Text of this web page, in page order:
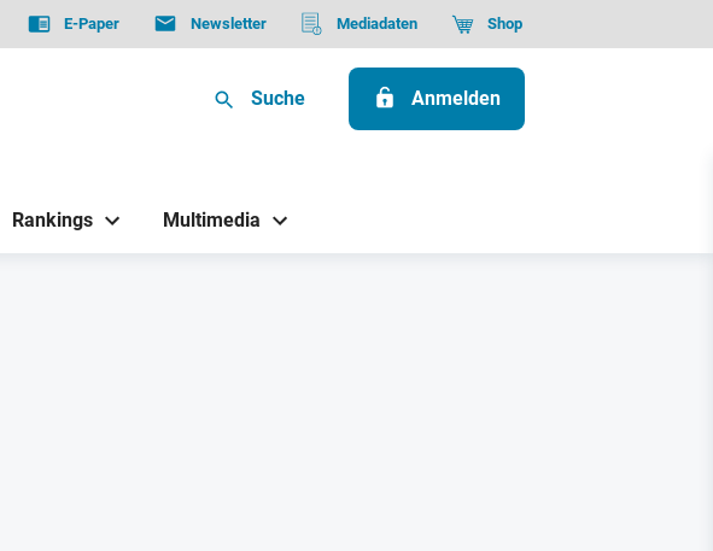
E-Paper Newsletter Mediadaten Shop
Suche Anmelden
Rankings Multimedia